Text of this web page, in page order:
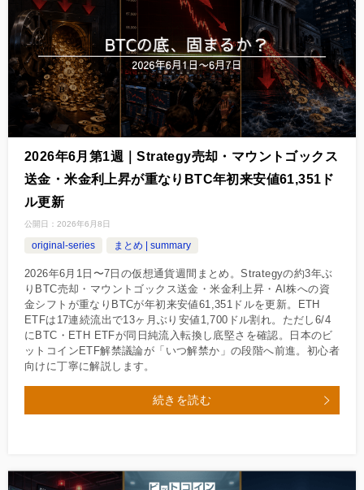
2026年6月第1週｜Strategy売却・マウントゴックス
送金・米金利上昇が重なりBTC年初来安値61,351ド
ル更新
公開日： 2026年6月8日
original-series まとめ | summary
2026年6月1日〜7日の仮想通貨週間まとめ。Strategyの約3年ぶ
りBTC売却・マウントゴックス送金・米金利上昇・AI株への資
金シフトが重なりBTCが年初来安値61,351ドルを更新。ETH
ETFは17連続流出で13ヶ月ぶり安値1,700ドル割れ。ただし6/4
にBTC・ETH ETFが同日純流入転換し底堅さを確認。日本のビ
ットコインETF解禁議論が「いつ解禁か」の段階へ前進。初心者
向けに丁寧に解説します。
続きを読む